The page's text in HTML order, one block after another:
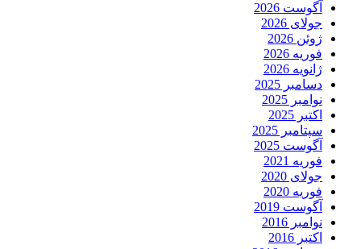
آگوست 2026
جولای 2026
ژوئن 2026
فوریه 2026
ژانویه 2026
دسامبر 2025
نوامبر 2025
اکتبر 2025
سپتامبر 2025
آگوست 2025
فوریه 2021
جولای 2020
فوریه 2020
آگوست 2019
نوامبر 2016
اکتبر 2016